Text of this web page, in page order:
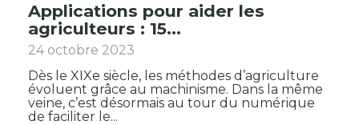
Applications pour aider les
agriculteurs : 15...
24 octobre 2023
Dès le XIXe siècle, les méthodes d’agriculture
évoluent grâce au machinisme. Dans la même
veine, c’est désormais au tour du numérique
de faciliter le...